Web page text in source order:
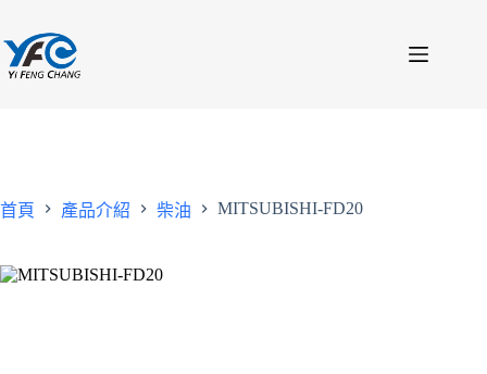
至
主
首頁 產品介紹 柴油 MITSUBISHI-FD20